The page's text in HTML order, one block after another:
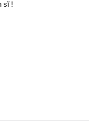
sĩ !